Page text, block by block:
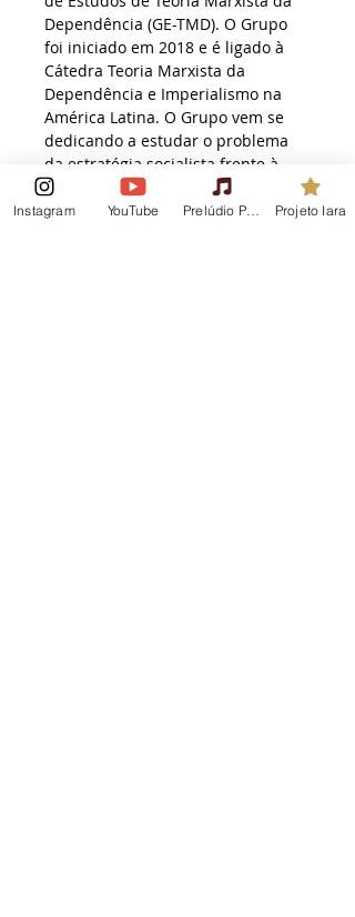
Dependência (GE-TMD). O Grupo
foi iniciado em 2018 e é ligado à
Cátedra Teoria Marxista da
Dependência e Imperialismo na
América Latina. O Grupo vem se
dedicando a estudar o problema
da estratégia socialista frente à
dinâmica da dependência. Os
encontros do Grupo serão
Instagram YouTube Projeto Iara